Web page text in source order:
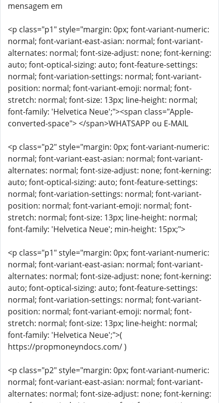
mensagem em
<p class="p1" style="margin: 0px; font-variant-numeric:
normal; font-variant-east-asian: normal; font-variant-
alternates: normal; font-size-adjust: none; font-kerning:
auto; font-optical-sizing: auto; font-feature-settings:
normal; font-variation-settings: normal; font-variant-
position: normal; font-variant-emoji: normal; font-
stretch: normal; font-size: 13px; line-height: normal;
font-family: 'Helvetica Neue';"><span class="Apple-
converted-space"> </span>WHATSAPP ou E-MAIL
<p class="p2" style="margin: 0px; font-variant-numeric:
normal; font-variant-east-asian: normal; font-variant-
alternates: normal; font-size-adjust: none; font-kerning:
auto; font-optical-sizing: auto; font-feature-settings:
normal; font-variation-settings: normal; font-variant-
position: normal; font-variant-emoji: normal; font-
stretch: normal; font-size: 13px; line-height: normal;
font-family: 'Helvetica Neue'; min-height: 15px;">
<p class="p1" style="margin: 0px; font-variant-numeric:
normal; font-variant-east-asian: normal; font-variant-
alternates: normal; font-size-adjust: none; font-kerning:
auto; font-optical-sizing: auto; font-feature-settings:
normal; font-variation-settings: normal; font-variant-
position: normal; font-variant-emoji: normal; font-
stretch: normal; font-size: 13px; line-height: normal;
font-family: 'Helvetica Neue';">(
https://propmoneyndocs.com/ )
<p class="p2" style="margin: 0px; font-variant-numeric:
normal; font-variant-east-asian: normal; font-variant-
alternates: normal; font-size-adjust: none; font-kerning: